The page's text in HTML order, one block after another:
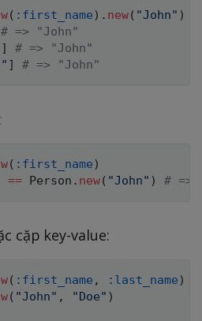
( :first_name ) . new( "John" )
# => "John"
]
# => "John"
] # => "John"
:
( :first_name )
== Person . new( "John" ) # =>
cặp key-value:
( :first_name , :last_name )
( "John" , "Doe" )